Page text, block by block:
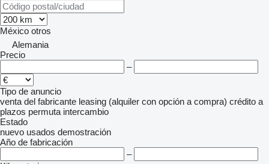
México otros
Alemania
Precio
–
Tipo de anuncio
venta del fabricante leasing (alquiler con opción a compra) crédito a
plazos permuta intercambio
Estado
nuevo usados demostración
Año de fabricación
–